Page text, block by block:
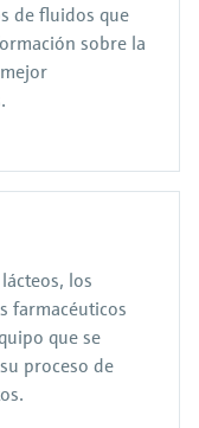
de fluidos que
sobre la
los
farmacéuticos
que se
proceso de